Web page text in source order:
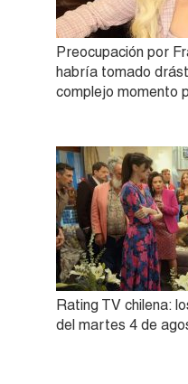
Preocupación por
habría tomado
complejo momento
Rating TV chilena:
del martes 4 de